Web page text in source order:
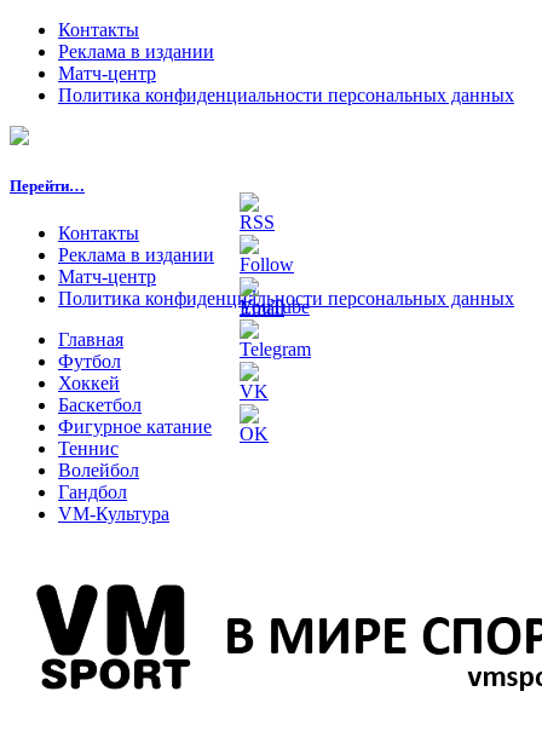
Контакты
Реклама в издании
Матч-центр
Политика конфиденциальности персональных данных
Перейти…
Контакты
Реклама в издании
Матч-центр
Политика конфиденциальности персональных данных
Главная
Футбол
Хоккей
Баскетбол
Фигурное катание
Теннис
Волейбол
Гандбол
VM-Культура